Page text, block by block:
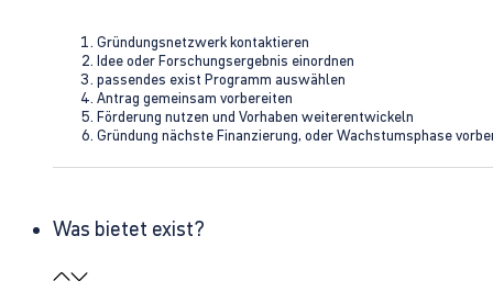
Gründungsnetzwerk kontaktieren
Idee oder Forschungsergebnis einordnen
passendes exist Programm auswählen
Antrag gemeinsam vorbereiten
Förderung nutzen und Vorhaben weiterentwickeln
Gründung nächste Finanzierung, oder Wachstumsphase
Was bietet exist?